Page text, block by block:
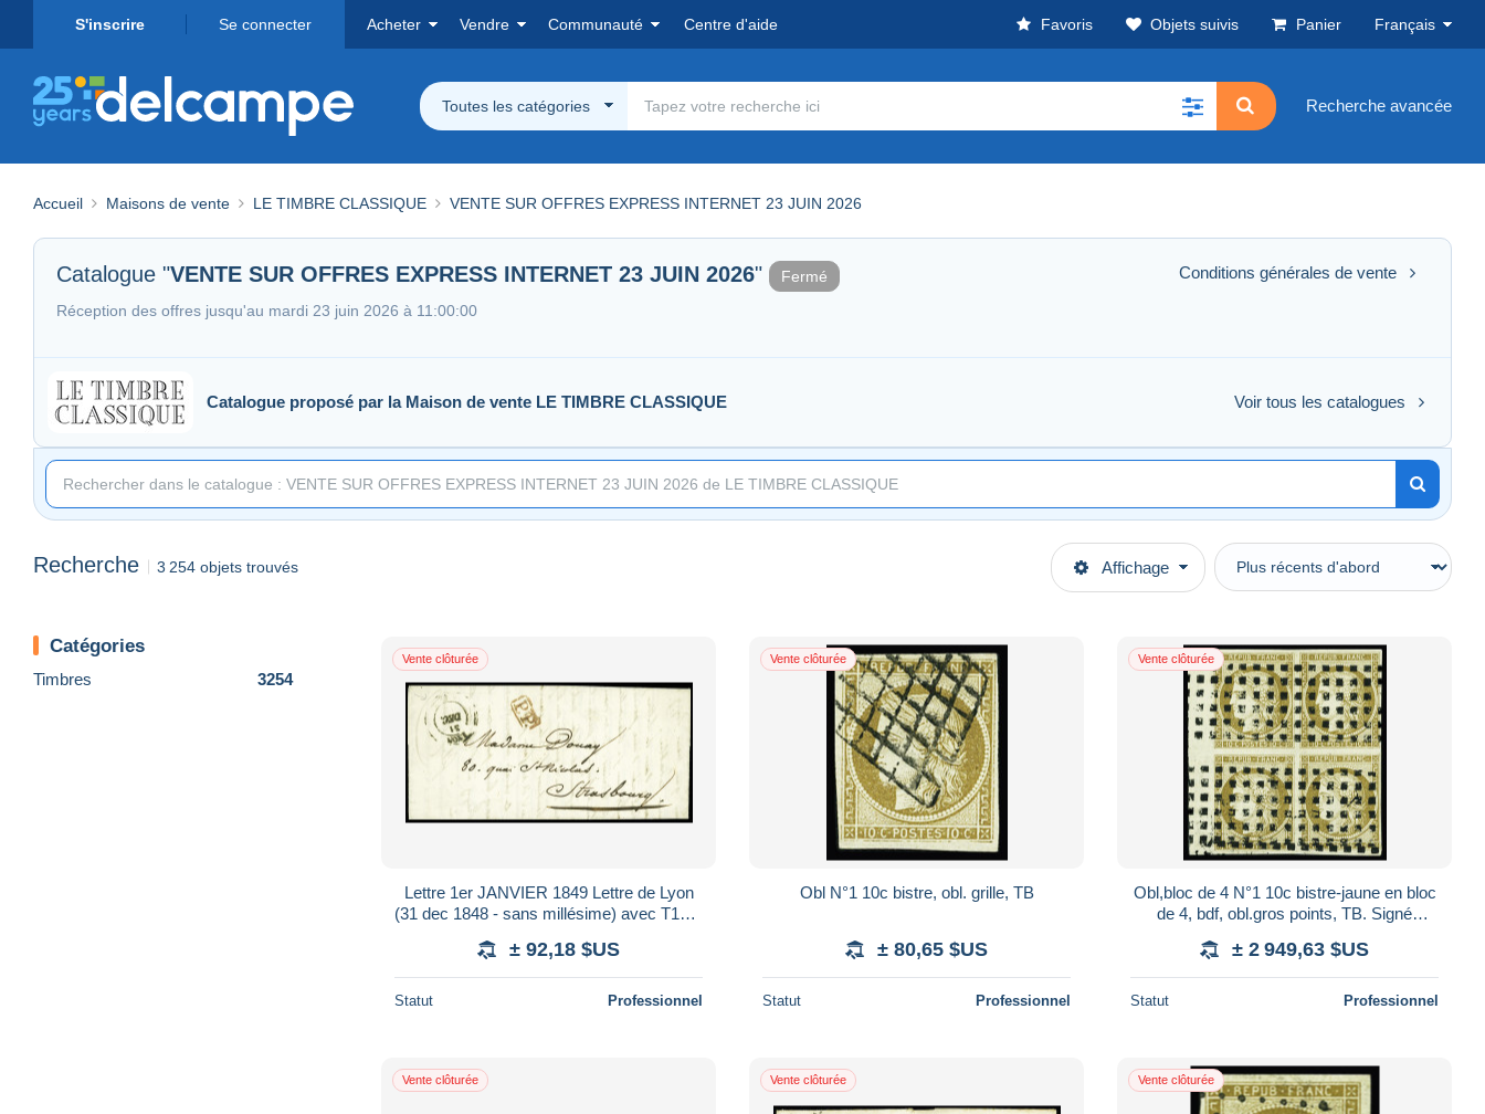
S'inscrire Se connecter Acheter Vendre Communauté Centre d'aide Favoris Objets suivis Panier Français
Toutes les catégories Recherche avancée
Accueil Maisons de vente LE TIMBRE CLASSIQUE VENTE SUR OFFRES EXPRESS INTERNET 23 JUIN 2026
Catalogue "VENTE SUR OFFRES EXPRESS INTERNET 23 JUIN 2026"
Fermé
Réception des offres jusqu'au mardi 23 juin 2026 à 11:00:00
Conditions générales de vente
Catalogue proposé par la Maison de vente LE TIMBRE CLASSIQUE Voir tous les catalogues
Recherche 3 254 objets trouvés Affichage
Catégories
Timbres 3254
Vente clôturée
Lettre 1er JANVIER 1849 Lettre de Lyon
(31 dec 1848 - sans millésime) avec T14 +
± 92,18 $US
Statut Professionnel
Vente clôturée
Obl N°1 10c bistre, obl. grille, TB
± 80,65 $US
Statut Professionnel
Vente clôturée
Obl,bloc de 4 N°1 10c bistre-jaune en bloc
de 4, bdf, obl.gros points, TB. Signé
± 2 949,63 $US
Statut Professionnel
Vente clôturée Vente clôturée Vente clôturée